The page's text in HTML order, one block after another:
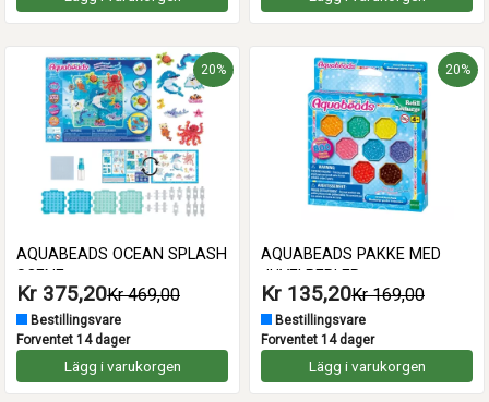
20%
AQUABEADS OCEAN SPLASH
SCENE
Kr 375,20Kr 469,00
Bestillingsvare
Forventet 14 dager
Lägg i varukorgen
20%
AQUABEADS PAKKE MED
JUVELPERLER
Kr 135,20Kr 169,00
Bestillingsvare
Forventet 14 dager
Lägg i varukorgen